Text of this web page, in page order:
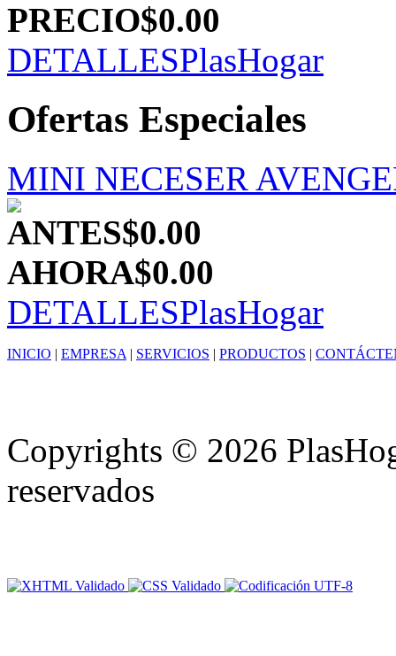
PRECIO$0.00
DETALLESPlasHogar
Ofertas Especiales
MINI NECESER
ANTES$0.00
AHORA$0.00
DETALLESPlasHogar
INICIO | EMPRESA | SERVICIOS | PRODUCTOS |
Copyrights © 2026
reservados